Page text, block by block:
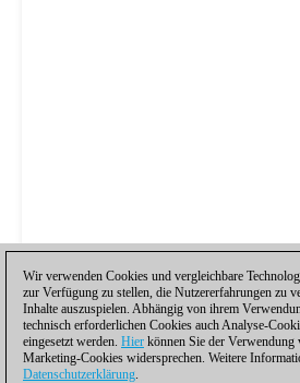
Wir verwenden Cookies und vergleichbare
zur Verfügung zu stellen, die Nutzererfahrungen zu
Inhalte auszuspielen. Abhängig von ihrem
technisch erforderlichen Cookies auch Analyse-
eingesetzt werden. Hier können Sie der
Marketing-Cookies widersprechen. Weitere
Datenschutzerklärung.